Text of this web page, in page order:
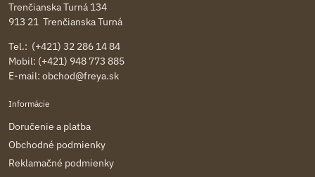
Trenčianska Turná 134
913 21 Trenčianska Turná
Tel.: (+421) 32 286 14 84
Mobil: (+421) 948 773 885
E-mail: obchod@freya.sk
Informácie
Doručenie a platba
Obchodné podmienky
Reklamačné podmienky